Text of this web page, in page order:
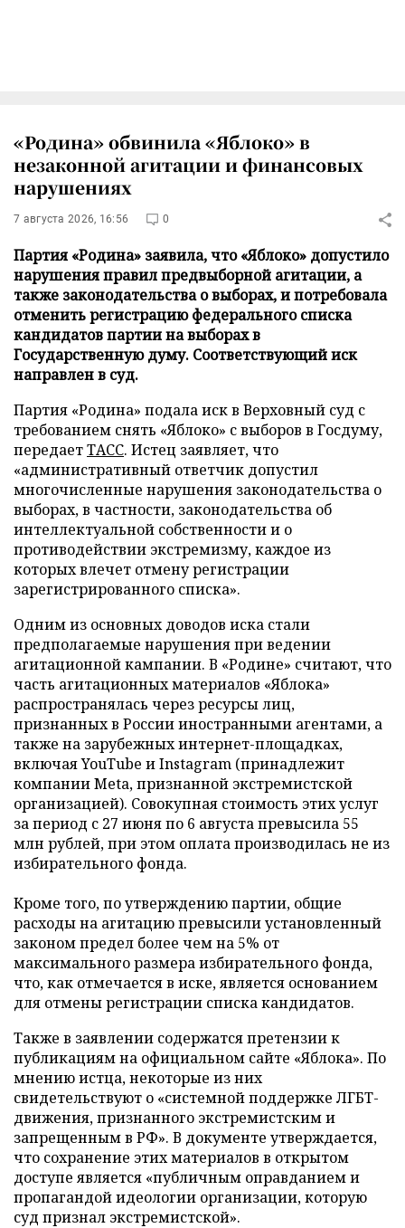
«Родина» обвинила «Яблоко» в
незаконной агитации и финансовых
нарушениях
7 августа 2026, 16:56 0
Партия «Родина» заявила, что «Яблоко» допустило
нарушения правил предвыборной агитации, а
также законодательства о выборах, и потребовала
отменить регистрацию федерального списка
кандидатов партии на выборах в
Государственную думу. Соответствующий иск
направлен в суд.
Партия «Родина» подала иск в Верховный суд с
требованием снять «Яблоко» с выборов в Госдуму,
передаетТАСС. Истец заявляет, что
«административный ответчик допустил
многочисленные нарушения законодательства о
выборах, в частности, законодательства об
интеллектуальной собственности и о
противодействии экстремизму, каждое из
которых влечет отмену регистрации
зарегистрированного списка».
Одним из основных доводов иска стали
предполагаемые нарушения при ведении
агитационной кампании. В «Родине» считают, что
часть агитационных материалов «Яблока»
распространялась через ресурсы лиц,
признанных в России иностранными агентами, а
также на зарубежных интернет-площадках,
включая YouTube и Instagram (принадлежит
компании Meta, признанной экстремистской
организацией). Совокупная стоимость этих услуг
за период с 27 июня по 6 августа превысила 55
млн рублей, при этом оплата производилась не из
избирательного фонда.
Кроме того, по утверждению партии, общие
расходы на агитацию превысили установленный
законом предел более чем на 5% от
максимального размера избирательного фонда,
что, как отмечается в иске, является основанием
для отмены регистрации списка кандидатов.
Также в заявлении содержатся претензии к
публикациям на официальном сайте «Яблока». По
мнению истца, некоторые из них
свидетельствуют о «системной поддержке ЛГБТ-
движения, признанного экстремистским и
запрещенным в РФ». В документе утверждается,
что сохранение этих материалов в открытом
доступе является «публичным оправданием и
пропагандой идеологии организации, которую
суд признал экстремистской».